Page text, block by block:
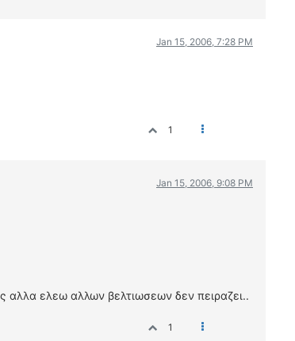
Jan 15, 2006, 7:28 PM
1
Jan 15, 2006, 9:08 PM
αλλα ελεω αλλων βελτιωσεων δεν πειραζει..
1